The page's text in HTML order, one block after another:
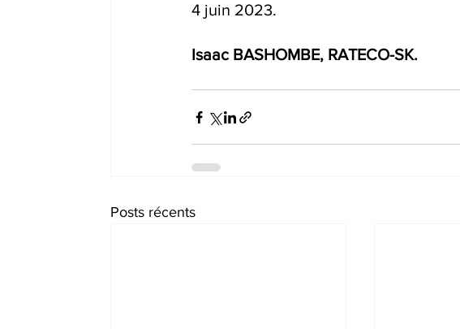
4 juin 2023.
Isaac BASHOMBE, RATECO-SK.
Posts récents